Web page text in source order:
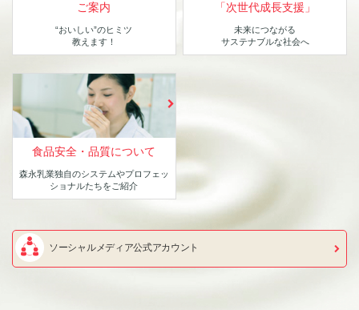
ご案内
“おいしい”のヒミツ
教えます！
「次世代成長支援」
未来につながる
サステナブルな社会へ
食品安全・品質について
森永乳業独自のシステムやプロフェッ
ショナルたちをご紹介
ソーシャルメディア公式アカウント